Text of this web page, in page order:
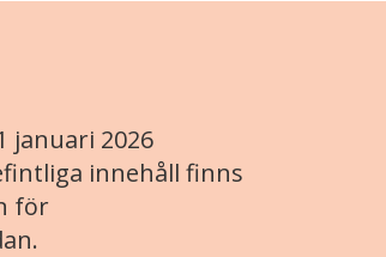
januari 2026
innehåll finns
för